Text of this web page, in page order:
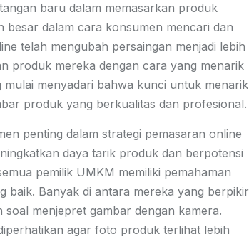
baru dalam memasarkan produk
besar dalam cara konsumen mencari dan
telah mengubah persaingan menjadi lebih
produk mereka dengan cara yang menarik
menyadari bahwa kunci untuk menarik
produk yang berkualitas dan profesional.
penting dalam strategi pemasaran online
daya tarik produk dan berpotensi
pemilik UMKM memiliki pemahaman
Banyak di antara mereka yang berpikir
menjepret gambar dengan kamera.
agar foto produk terlihat lebih